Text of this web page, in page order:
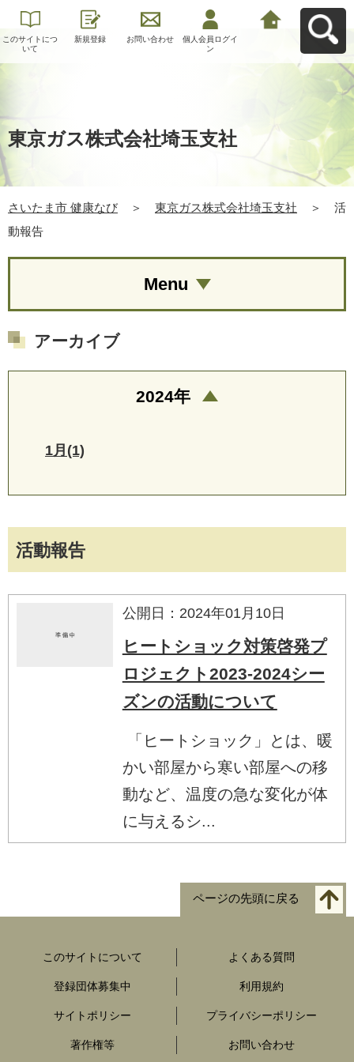
このサイトにつ
いて
新規登録 お問い合わせ
個人会員ログイ
ン
東京ガス株式会社埼玉支社
さいたま市 健康なび ＞ 東京ガス株式会社埼玉支社 ＞
活
動報告
活動報告
公開日：2024年01月10日
ヒートショック対策啓発プ
ロジェクト2023-2024シー
ズンの活動について
「ヒートショック」とは、暖
かい部屋から寒い部屋への移
動など、温度の急な変化が体
に与えるシ...
Menu
アーカイブ
2024年
1月(1)
ページの先頭に戻る
このサイトについて よくある質問
登録団体募集中 利用規約
サイトポリシー プライバシーポリシー
著作権等 お問い合わせ